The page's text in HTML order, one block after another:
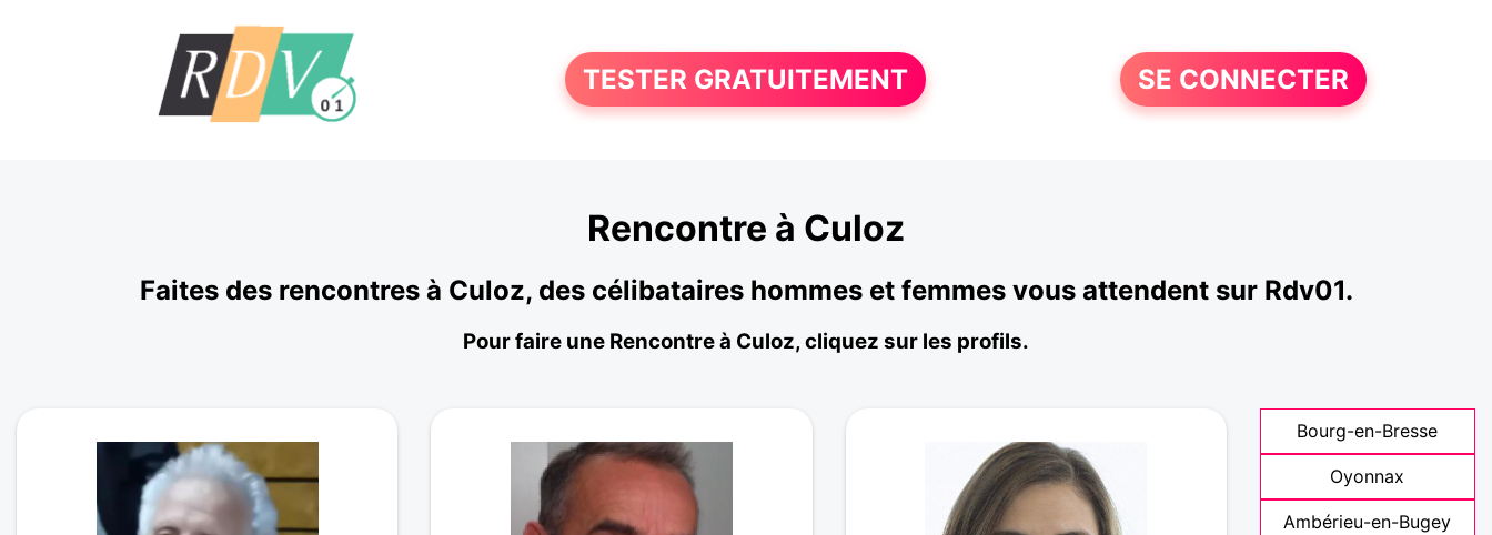
TESTER GRATUITEMENT SE CONNECTER
Rencontre à Culoz
Faites des rencontres à Culoz, des célibataires hommes et femmes vous attendent sur Rdv01.
Pour faire une Rencontre à Culoz, cliquez sur les profils.
Bourg-en-Bresse
Oyonnax
Ambérieu-en-Bugey